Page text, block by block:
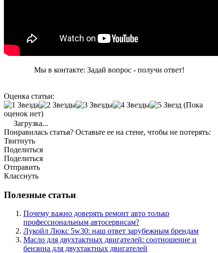
Мы в контакте: Задай вопрос - получи ответ!
Оценка статьи:
(Пока
оценок нет)
Загрузка...
Понравилась статья? Оставьте ее на стене, чтобы не потерять:
Твитнуть
Поделиться
Поделиться
Отправить
Класснуть
Полезные статьи
Почему важно доверять ремонт авто только
профессиональным автосервисам?
Лукойл Люкс 5w30: наш ответ зарубежным брендам
Масло для двухтактных двигателей: соотношение и
бензина для двухтактных двигателей